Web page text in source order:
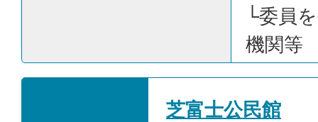
└委員
機関等
芝富士公民館